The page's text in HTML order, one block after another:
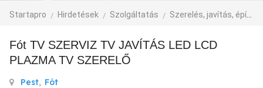
Startapro Hirdetések Szolgáltatás Szerelés, javítás, építkezés
Fót TV SZERVIZ TV JAVÍTÁS LED LCD
PLAZMA TV SZERELŐ
Pest, Fót